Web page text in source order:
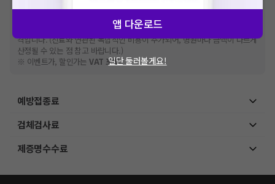
※비급여 항목의 경우,추가비용 등으로 실제 가격과 상이할 수 있으니, 정확
한 가격은 해당 의료기관에 직접 문의해주세요.
건강보험심사평가원에 고지되어 있는 급여 진료 기준 가
격입니다. (진료와 연관된 복합적인 비용이 추가되어, 병원마다 금액이 다르게
산정될 수 있는 점 참고 바랍니다.)
※ 이벤트가, 할인가는VAT 포함
예방접종료
검체검사료
제증명수수료
앱 다운로드
일단 둘러볼게요!